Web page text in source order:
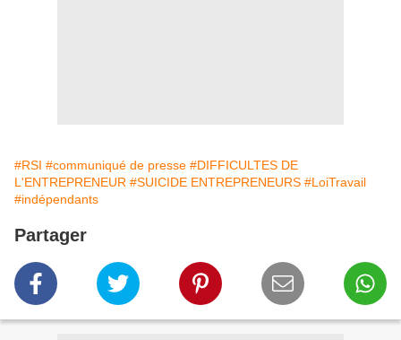
#RSI #communiqué de presse #DIFFICULTES DE
L'ENTREPRENEUR #SUICIDE ENTREPRENEURS #LoiTravail
#indépendants
Partager